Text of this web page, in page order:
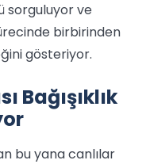
sorguluyor ve
birbirinden
gösteriyor.
Bağışıklık
bu yana canlılar